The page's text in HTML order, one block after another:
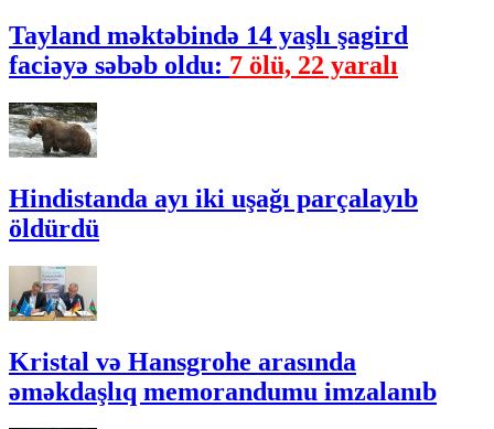
Tayland məktəbində 14 yaşlı şagird
faciəyə səbəb oldu: 7 ölü, 22 yaralı
Hindistanda ayı iki uşağı parçalayıb
öldürdü
Kristal və Hansgrohe arasında
əməkdaşlıq memorandumu imzalanıb